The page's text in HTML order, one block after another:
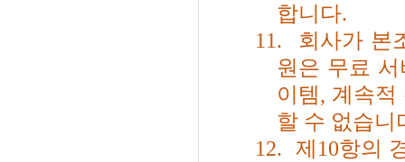
합니다.
11.
회사가 본
원은 무료 서
이템, 계속적
할 수 없습니
12.
제 10항의